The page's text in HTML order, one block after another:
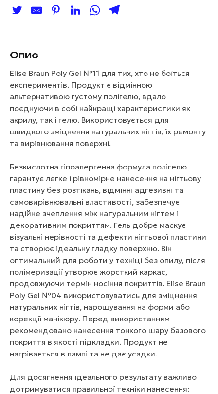
Опис
Elise Braun Poly Gel №11 для тих, хто не боїться
експериментів. Продукт є відмінною
альтернативою густому полігелю, вдало
поєднуючи в собі найкращі характеристики як
акрилу, так і гелю. Використовується для
швидкого зміцнення натуральних нігтів, їх ремонту
та вирівнювання поверхні.
Безкислотна гіпоалергенна формула полігелю
гарантує легке і рівномірне нанесення на нігтьову
пластину без розтікань, відмінні адгезивні та
самовирівнювальні властивості, забезпечує
надійне зчеплення між натуральним нігтем і
декоративним покриттям. Гель добре маскує
візуальні нерівності та дефекти нігтьової пластини
та створює ідеальну гладку поверхню. Він
оптимальний для роботи у техніці без опилу, після
полімеризації утворює жорсткий каркас,
продовжуючи термін носіння покриттів. Elise Braun
Poly Gel №04 використовуватись для зміцнення
натуральних нігтів, нарощування на форми або
корекції манікюру. Перед використанням
рекомендовано нанесення тонкого шару базового
покриття в якості підкладки. Продукт не
нагрівається в лампі та не дає усадки.
Для досягнення ідеального результату важливо
дотримуватися правильної техніки нанесення: